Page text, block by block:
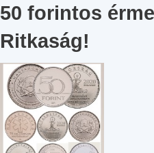
50 forintos
Ritkaság!